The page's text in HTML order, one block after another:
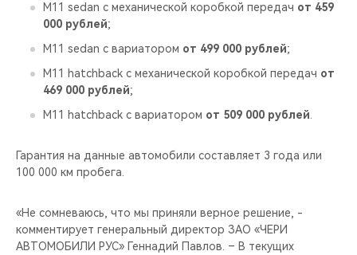
НАШИ МЕРОПРИЯТИЯ
ВИДЕООБЗОРЫ
CHERY ДЛЯ ДЕТЕЙ
M11 sedan с механической коробкой передач от 459
000 рублей;
M11 sedan с вариатором от 499 000 рублей;
M11 hatchback с механической коробкой передач от
469 000 рублей;
M11 hatchback с вариатором от 509 000 рублей
Гарантия на данные автомобили составляет 3 года или
100 000 км пробега.
«Не сомневаюсь, что мы приняли верное решение, -
комментирует генеральный директор ЗАО «ЧЕРИ
АВТОМОБИЛИ РУС» Геннадий Павлов. – В текущих